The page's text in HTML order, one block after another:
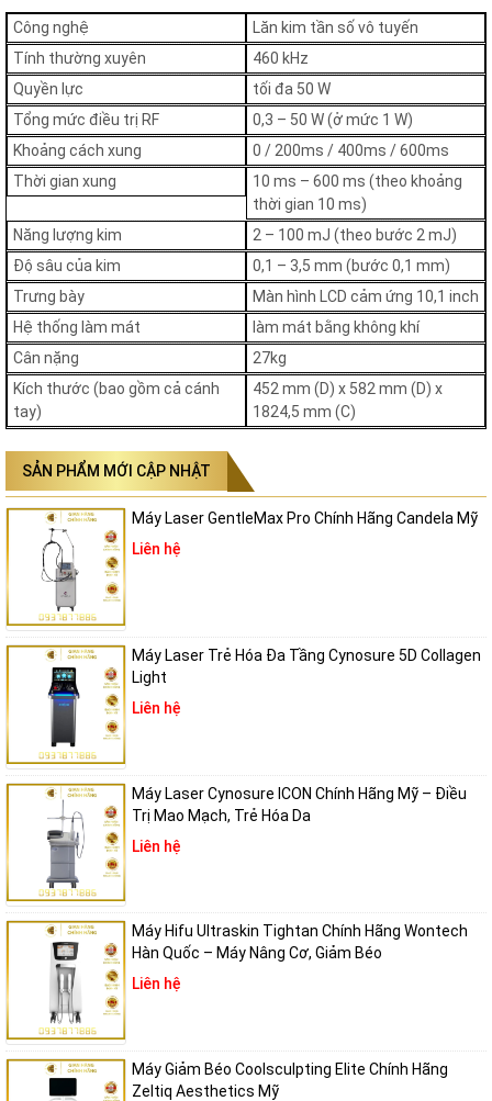
trúc da săn chắc đàn hồi và giảm nếp nhăn rõ rệt
Điều trị đa dạng vấn đề da hiệu quả với sẹo rỗ nám lỗ
chân lông to da chảy xệ và giãn mao mạch
Không xâm lấn ít đau ít thời gian nghỉ dưỡng công nghệ
làm lạnh bảo vệ da giúp giảm đau tối đa và phục hồi
nhanh chóng
An toàn phù hợp nhiều loại da năng lượng RF tác động có
kiểm soát không gây tổn thương sắc tố phù hợp cả da
nhạy cảm
Hiệu quả lâu dài kích thích tái tạo collagen giúp làn da cải
thiện tự nhiên và duy trì kết quả bền vững
Địa chỉ mua máy Lutronic Genius
Lutronic Genius không chỉ là giải pháp đột phá trong trẻ hóa da mà
còn mở ra cơ hội kinh doanh tiềm năng cho các cơ sở thẩm mỹ. Với
lựa chọn lý tưởng cho các chuyên gia làm đẹp. Thiết Bị Và Máy
Nguyên Bình tự hào là đơn vị phân phối Lutronic Genius chính hãng,
cam kết mang đến sản phẩm chất lượng cùng dịch vụ hỗ trợ chuyên
sâu. Liên hệ ngay với chúng tôi để được tư vấn chi tiết và trải
nghiệm công nghệ làm đẹp tiên tiến này!
Công ty TNHH Thiết bị và Máy Nguyên Bình
Chuyên phân phối các dòng máy thẩm mỹ chính hãng cao cấp, thiết
bị Spa uy tín chất lượng trên thị trường.
Địa chỉ: Số 38, ngõ 215 Triều Khúc, Tân Triều, Thanh Trì, Hà Nội
Số điện thoại: 0947.836.788
Địa chỉ Email: thietbivamay@gmail.com
Website:thietbivamay.com
Fanpage:Thiết bị và máy Nguyên Bình
Công nghệ
Lăn kim tần số vô tuyến
Tính thường xuyên
460 kHz
Quyền lực
tối đa 50 W
Tổng mức điều trị RF
0,3 – 50 W(ở mức 1 W)
Khoảng cách xung
0 / 200ms / 400ms / 600ms
Thời gian xung
10 ms – 600 ms (theo khoảng
thời gian 10 ms)
Năng lượng kim
2 – 100 mJ (theo bước 2 mJ)
Độ sâu của kim
0,1 – 3,5 mm (bước 0,1 mm)
Trưng bày
Màn hình LCD cảm ứng 10,1 inch
Hệ thống làm mát
làm mát bằng không khí
Cân nặng
27kg
Kích thước (bao gồm cả cánh
tay)
452 mm (D) x 582 mm (D) x
1824,5 mm (C)
SẢN PHẨM MỚI CẬP NHẬT
Máy Laser GentleMax Pro Chính Hãng Candela Mỹ
Liên hệ
Máy Laser Trẻ Hóa Đa Tầng Cynosure 5D Collagen
Light
Liên hệ
Máy Laser Cynosure ICON Chính Hãng Mỹ – Điều
Trị Mao Mạch, Trẻ Hóa Da
Liên hệ
Máy Hifu Ultraskin Tightan Chính Hãng Wontech
Hàn Quốc – Máy Nâng Cơ, Giảm Béo
Liên hệ
Máy Giảm Béo Coolsculpting Elite Chính Hãng
Zeltiq Aesthetics Mỹ